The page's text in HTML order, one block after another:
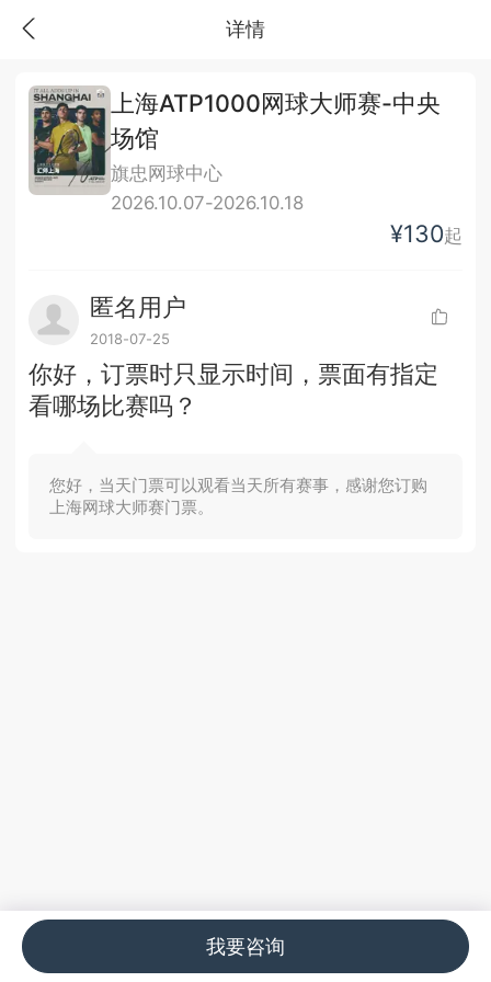
详情
上海ATP1000网球大师赛-中央
场馆
旗忠网球中心
2026.10.07-2026.10.18
¥130起
匿名用户
2018-07-25
你好，订票时只显示时间，票面有指定
看哪场比赛吗？
您好，当天门票可以观看当天所有赛事，感谢您订购
上海网球大师赛门票。
我要咨询